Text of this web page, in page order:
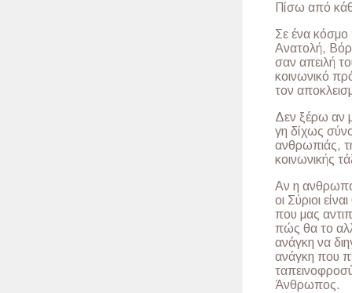
Πίσω από
Σε ένα κόσμο
Ανατολή,
σαν απειλή
κοινωνικό
τον
Δεν ξέρω αν
γη δίχως
ανθρωπιάς,
κοινωνικής
Αν η
οι Σύριοι
που μας
πώς θα το
ανάγκη να
ανάγκη που
Άνθρωπος.